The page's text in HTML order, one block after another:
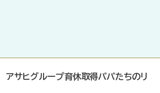
アサヒグループ育休取得パパたちのリ